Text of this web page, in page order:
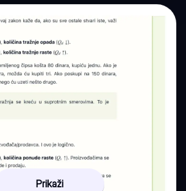
Prikaži